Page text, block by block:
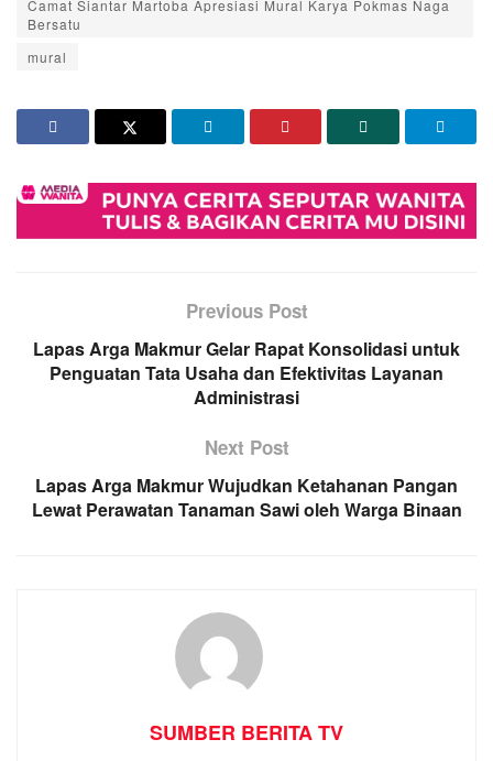
Camat Siantar Martoba Apresiasi Mural Karya Pokmas Naga
Bersatu
mural
Previous Post
Lapas Arga Makmur Gelar Rapat Konsolidasi untuk
Penguatan Tata Usaha dan Efektivitas Layanan
Administrasi
Next Post
Lapas Arga Makmur Wujudkan Ketahanan Pangan
Lewat Perawatan Tanaman Sawi oleh Warga Binaan
SUMBER BERITA TV